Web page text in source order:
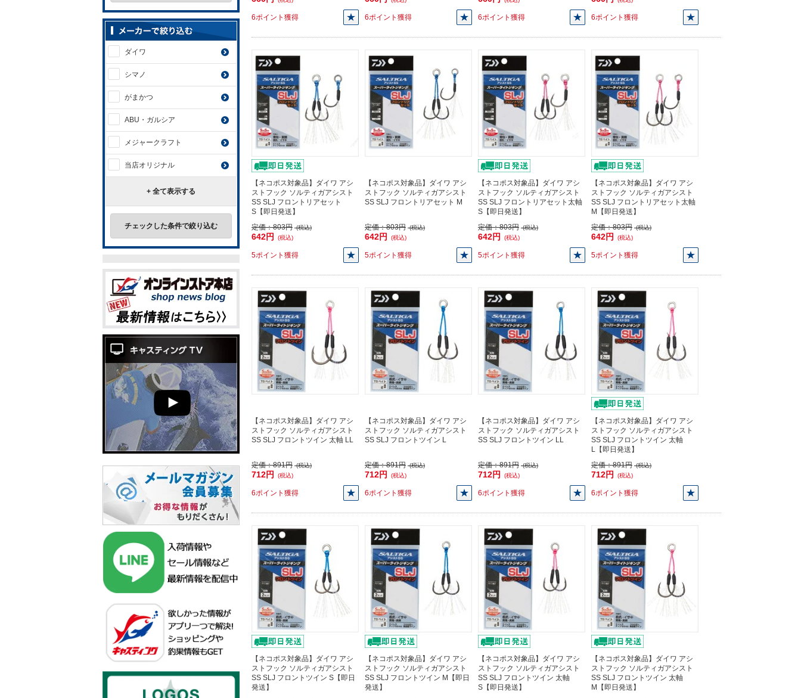
6ポイント獲得 6ポイント獲得 6ポイント獲得 6ポイント獲得
【ネコポス対象品】ダイワ アシ
ストフック ソルティガアシスト
SS SLJ フロントリアセット
S【即日発送】
定価：803円 (税込)
642円 (税込)
5ポイント獲得
【ネコポス対象品】ダイワ アシ
ストフック ソルティガアシスト
SS SLJ フロントリアセット M
定価：803円 (税込)
642円 (税込)
5ポイント獲得
【ネコポス対象品】ダイワ アシ
ストフック ソルティガアシスト
SS SLJ フロントリアセット太軸
S【即日発送】
定価：803円 (税込)
642円 (税込)
5ポイント獲得
【ネコポス対象品】ダイワ アシ
ストフック ソルティガアシスト
SS SLJ フロントリアセット太軸
M【即日発送】
定価：803円 (税込)
642円 (税込)
5ポイント獲得
【ネコポス対象品】ダイワ アシ
ストフック ソルティガアシスト
SS SLJ フロントツイン 太軸 LL
定価：891円 (税込)
712円 (税込)
6ポイント獲得
【ネコポス対象品】ダイワ アシ
ストフック ソルティガアシスト
SS SLJ フロントツイン L
定価：891円 (税込)
712円 (税込)
6ポイント獲得
【ネコポス対象品】ダイワ アシ
ストフック ソルティガアシスト
SS SLJ フロントツイン LL
定価：891円 (税込)
712円 (税込)
6ポイント獲得
【ネコポス対象品】ダイワ アシ
ストフック ソルティガアシスト
SS SLJ フロントツイン 太軸
L【即日発送】
定価：891円 (税込)
712円 (税込)
6ポイント獲得
【ネコポス対象品】ダイワ アシ
ストフック ソルティガアシスト
SS SLJ フロントツイン S【即日
発送】
【ネコポス対象品】ダイワ アシ
ストフック ソルティガアシスト
SS SLJ フロントツイン M【即日
発送】
【ネコポス対象品】ダイワ アシ
ストフック ソルティガアシスト
SS SLJ フロントツイン 太軸
S【即日発送】
【ネコポス対象品】ダイワ アシ
ストフック ソルティガアシスト
SS SLJ フロントツイン 太軸
M【即日発送】
ダイワ
シマノ
がまかつ
ABU・ガルシア
メジャークラフト
当店オリジナル
+ 全て表示する
チェックした条件で絞り込む